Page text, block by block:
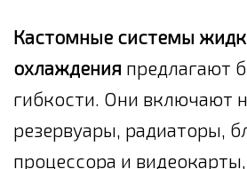
Кастомные системы
охлаждения предлагают
гибкости. Они включают
резервуары, радиаторы,
процессора и